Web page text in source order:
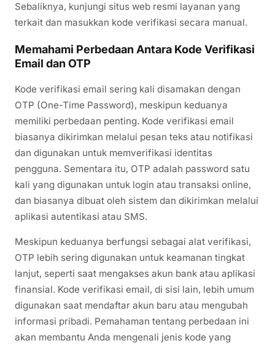
Sebaliknya, kunjungi situs web resmi layanan yang
terkait dan masukkan kode verifikasi secara manual.
Memahami Perbedaan Antara Kode Verifikasi
Email dan OTP
Kode verifikasi email sering kali disamakan dengan
OTP (One-Time Password), meskipun keduanya
memiliki perbedaan penting. Kode verifikasi email
biasanya dikirimkan melalui pesan teks atau notifikasi
dan digunakan untuk memverifikasi identitas
pengguna. Sementara itu, OTP adalah password satu
kali yang digunakan untuk login atau transaksi online,
dan biasanya dibuat oleh sistem dan dikirimkan melalui
aplikasi autentikasi atau SMS.
Meskipun keduanya berfungsi sebagai alat verifikasi,
OTP lebih sering digunakan untuk keamanan tingkat
lanjut, seperti saat mengakses akun bank atau aplikasi
finansial. Kode verifikasi email, di sisi lain, lebih umum
digunakan saat mendaftar akun baru atau mengubah
informasi pribadi. Pemahaman tentang perbedaan ini
akan membantu Anda mengenali jenis kode yang